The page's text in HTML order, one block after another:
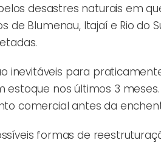
desastres naturais em
Blumenau, Itajaí e Rio do
inevitáveis para
estoque nos últimos 3
comercial antes da
formas de